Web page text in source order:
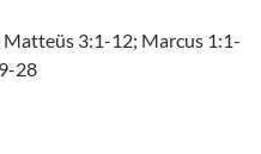
3:1-12; Marcus 1:1-
28